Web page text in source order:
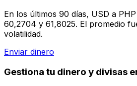
En los últimos 90 días, USD a
60,2704 y 61,8025. El promedio
volatilidad.
Enviar dinero
Gestiona tu dinero y divisas